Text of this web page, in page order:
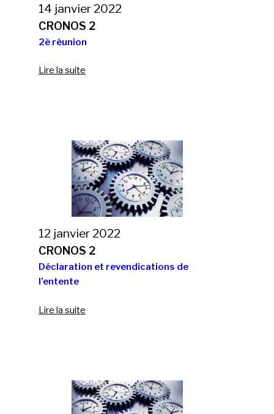
14 janvier 2022
CRONOS 2
2è réunion
Lire la suite
12 janvier 2022
CRONOS 2
Déclaration et revendications de
l’entente
Lire la suite